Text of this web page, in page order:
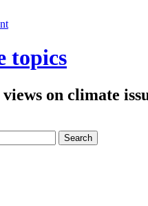
topics
on climate